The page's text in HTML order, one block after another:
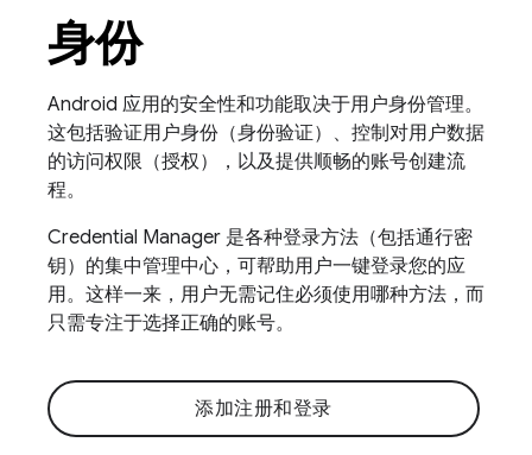
身份
Android 应用的安全性和功能取决于用户身份管理。
这包括验证用户身份（身份验证）、控制对用户数据
的访问权限（授权），以及提供顺畅的账号创建流
程。
Credential Manager 是各种登录方法（包括通行密
钥）的集中管理中心，可帮助用户一键登录您的应
用。这样一来，用户无需记住必须使用哪种方法，而
只需专注于选择正确的账号。
添加注册和登录